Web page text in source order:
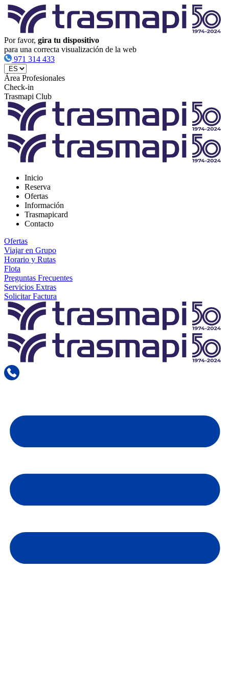
Por favor, gira tu dispositivo
para una correcta visualización de la web
971 314 433
Área Profesionales
Check-in
Trasmapi Club
Inicio
Reserva
Ofertas
Información
Trasmapicard
Contacto
Ofertas
Viajar en Grupo
Horario y Rutas
Flota
Preguntas Frecuentes
Servicios Extras
Solicitar Factura